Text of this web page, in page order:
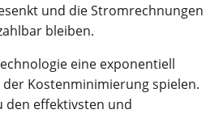
und die Stromrechnungen
bleiben.
eine exponentiell
der Kostenminimierung spielen.
den effektivsten und